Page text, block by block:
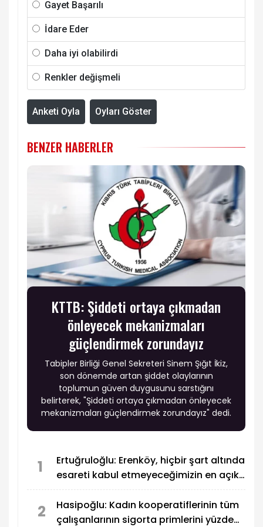
Gayet Başarılı
İdare Eder
Daha iyi olabilirdi
Renkler değişmeli
Anketi Oyla Oyları Göster
BENZER HABERLER
KTTB: Şiddeti ortaya çıkmadan
önleyecek mekanizmaları
güçlendirmek zorundayız
Tabipler Birliği Genel Sekreteri Sinem Şığıt İkiz,
son dönemde artan şiddet olaylarının
toplumun güven duygusunu sarstığını
belirterek, "Şiddeti ortaya çıkmadan önleyecek
mekanizmaları güçlendirmek zorundayız" dedi.
1
Ertuğruloğlu: Erenköy, hiçbir şart altında
esareti kabul etmeyeceğimizin en açık
2
Hasipoğlu: Kadın kooperatiflerinin tüm
çalışanlarının sigorta primlerini yüzde